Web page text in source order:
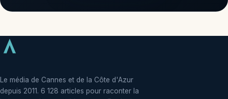
Le média de Cannes et de la Côte d'Azur
depuis 2011. 6 128 articles pour raconter la